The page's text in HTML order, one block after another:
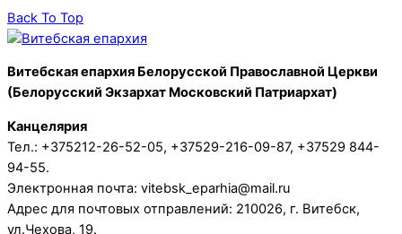
Back To Top
Витебская епархия Белорусской Православной Церкви
(Белорусский Экзархат Московский Патриархат)
Канцелярия
Тел.: +375212-26-52-05, +37529-216-09-87, +37529 844-
94-55.
Электронная почта: vitebsk_eparhia@mail.ru
Адрес для почтовых отправлений: 210026, г. Витебск,
ул.Чехова, 19.